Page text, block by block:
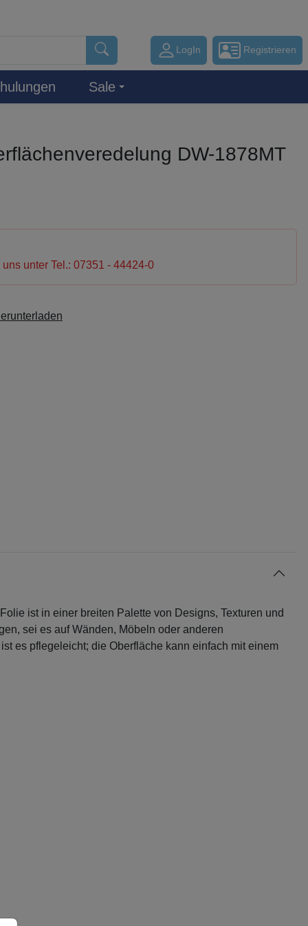
LogIn Registrieren
Sale
DW-1878MT
unter Tel.: 07351 - 44424-0
ist in einer breiten Palette von Designs, Texturen und
sei es auf Wänden, Möbeln oder anderen
es pflegeleicht; die Oberfläche kann einfach mit einem